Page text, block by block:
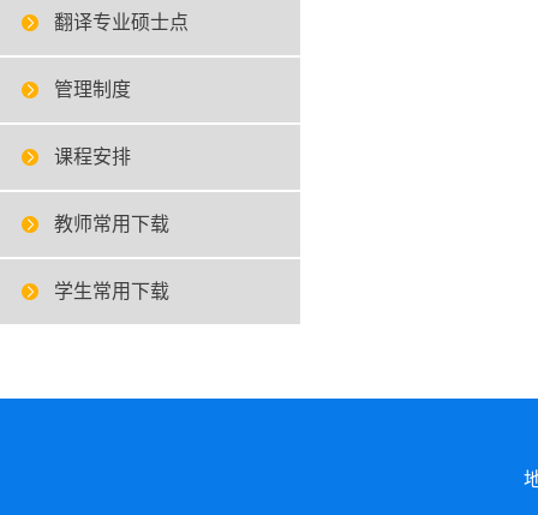
翻译专业硕士点
管理制度
课程安排
教师常用下载
学生常用下载